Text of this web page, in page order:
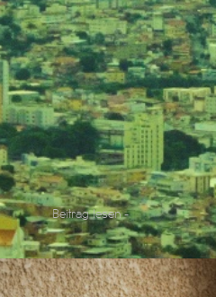
Beitrag lesen -